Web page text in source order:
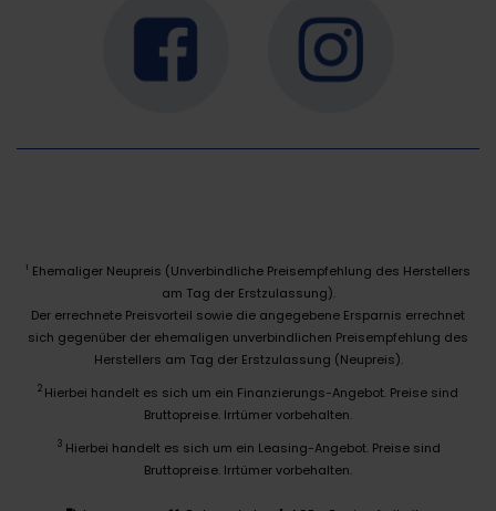
1 Ehemaliger Neupreis (Unverbindliche Preisempfehlung des Herstellers
am Tag der Erstzulassung).
Der errechnete Preisvorteil sowie die angegebene Ersparnis errechnet
sich gegenüber der ehemaligen unverbindlichen Preisempfehlung des
Herstellers am Tag der Erstzulassung (Neupreis).
2 Hierbei handelt es sich um ein Finanzierungs-Angebot. Preise sind
Bruttopreise. Irrtümer vorbehalten.
3 Hierbei handelt es sich um ein Leasing-Angebot. Preise sind
Bruttopreise. Irrtümer vorbehalten.